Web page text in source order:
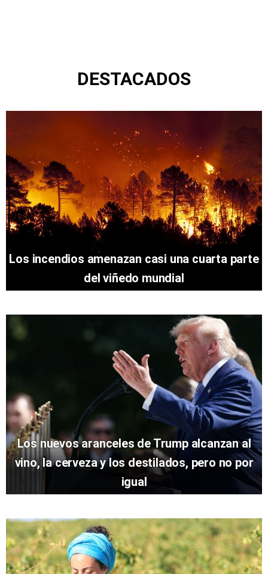
DESTACADOS
Los incendios amenazan casi una cuarta parte
del viñedo mundial
Los nuevos aranceles de Trump alcanzan al
vino, la cerveza y los destilados, pero no por
igual